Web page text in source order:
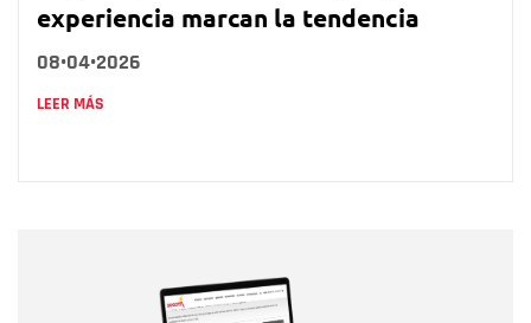
experiencia marcan la tendencia
08•04•2026
LEER MÁS